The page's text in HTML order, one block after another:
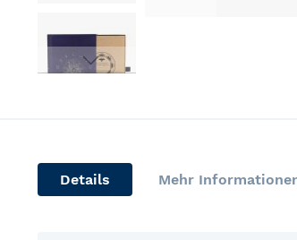
of
images
Details Mehr